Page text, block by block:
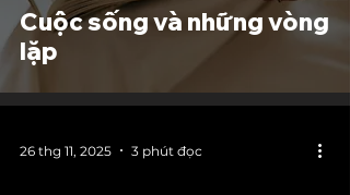
Cuộc sống và những vòng
lặp
26 thg 11, 2025 3 phút đọc